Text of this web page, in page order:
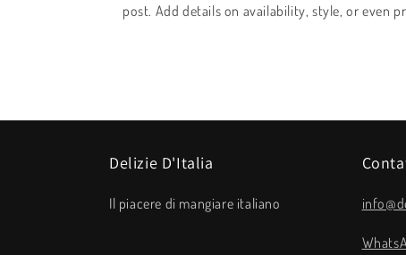
post. Add details on availability, style, or even
Delizie D'Italia
Il piacere di mangiare italiano